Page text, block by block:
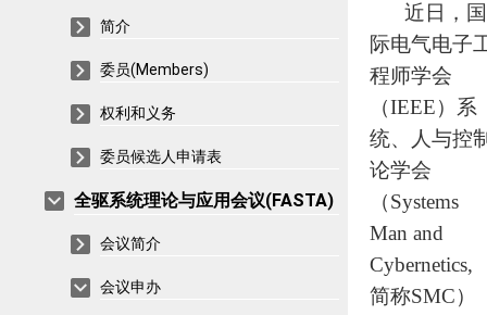
简介
委员(Members)
权利和义务
委员候选人申请表
全驱系统理论与应用会议(FASTA)
会议简介
会议申办
近日，国
际电气电子
程师学会
（IEEE）系
统、人与控
论学会
（Systems
Man and
Cybernetics,
简称SMC）